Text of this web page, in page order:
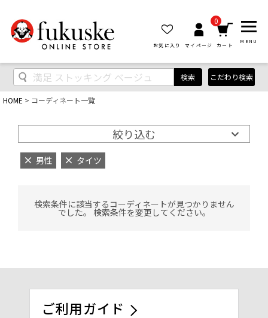
お気に入り マイページ
0
カート
MENU
検索 こだわり検索
HOME コーディネート一覧
絞り込む
男性 タイツ
検索条件に該当するコーディネートが見つかりません
でした。 検索条件を変更してください。
ご利用ガイド